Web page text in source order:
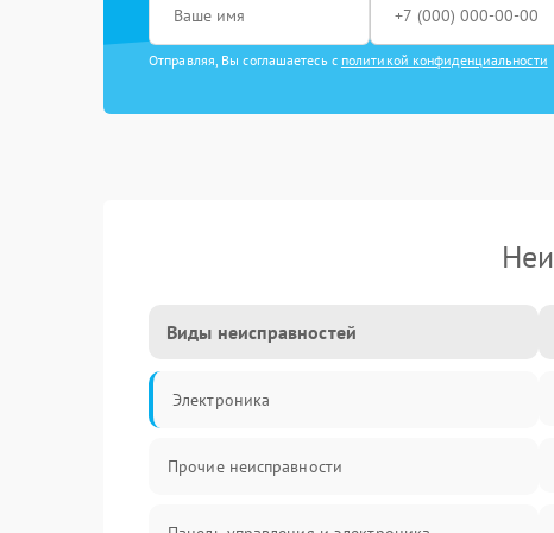
Отправляя, Вы соглашаетесь с политикой конфиденциальности
Виды неисправностей
Электроника
Прочие неисправности